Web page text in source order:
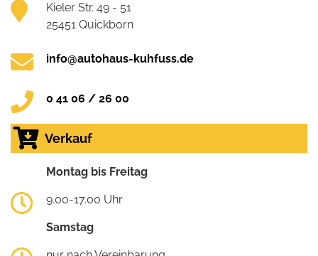
Kieler Str. 49 - 51
25451 Quickborn
info@autohaus-kuhfuss.de
0 41 06 / 26 00
Verkauf
Montag bis Freitag
9.00-17.00 Uhr
Samstag